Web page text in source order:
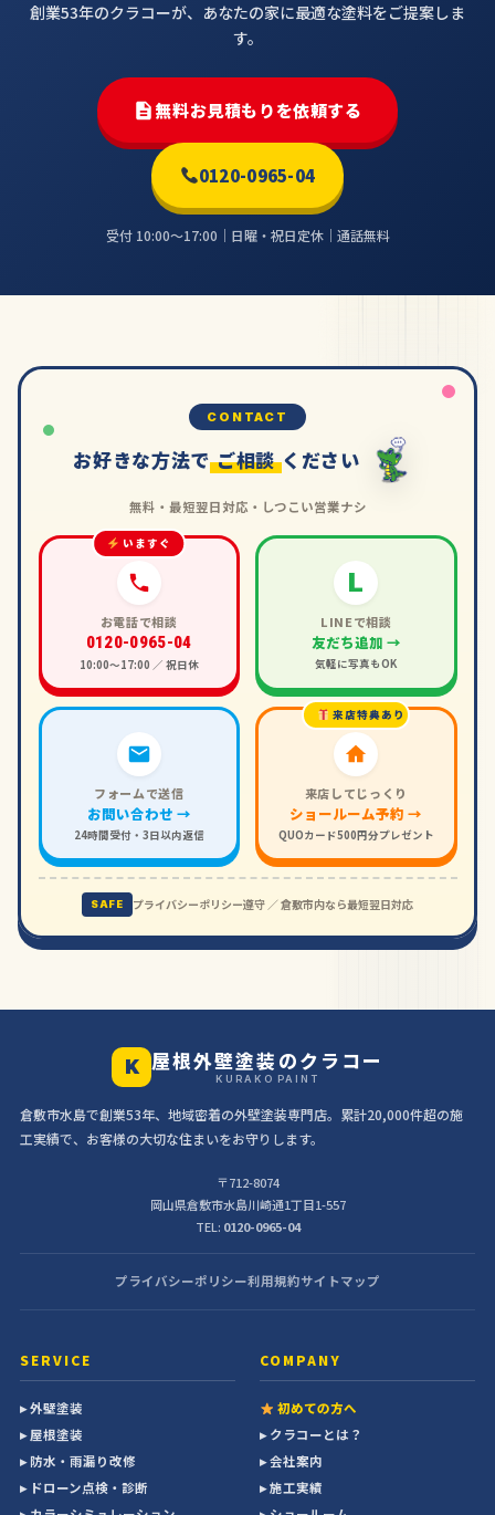
創業53年のクラコーが、あなたの家に最適な塗料をご提案しま
す。
無料お見積もりを依頼する
0120-0965-04
受付 10:00〜17:00｜日曜・祝日定休｜通話無料
CONTACT
お好きな方法で ご相談 ください
無料・最短翌日対応・しつこい営業ナシ
いますぐ
お電話で相談
0120-0965-04
10:00〜17:00 ／ 祝日休
L
LINEで相談
友だち追加 →
気軽に写真もOK
フォームで送信
お問い合わせ →
24時間受付・3日以内返信
来店特典あり
来店してじっくり
ショールーム予約 →
QUOカード500円分プレゼント
SAFE プライバシーポリシー遵守 ／ 倉敷市内なら最短翌日対応
K 屋根外壁塗装のクラコー
KURAKO PAINT
倉敷市水島で創業53年、地域密着の外壁塗装専門店。累計20,000件超の施
工実績で、お客様の大切な住まいをお守りします。
〒712-8074
岡山県倉敷市水島川崎通1丁目1-557
TEL: 0120-0965-04
プライバシーポリシー利用規約サイトマップ
SERVICE
▸ 外壁塗装
▸ 屋根塗装
▸ 防水・雨漏り改修
▸ ドローン点検・診断
COMPANY
初めての方へ
▸ クラコーとは？
▸ 会社案内
▸ 施工実績